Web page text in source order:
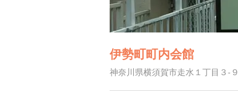
伊勢町町内会館
神奈川県横須賀市走水１丁目３-９